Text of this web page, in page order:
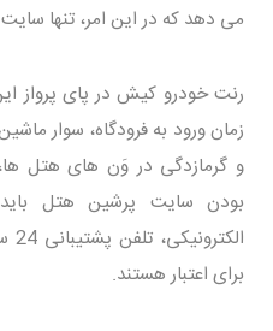
می دهد که در این امر، تنها
رنت خودرو کیش در پای پرواز
زمان ورود به فرودگاه، سوار
و گرمازدگی در وَن های هتل ها،
بودن سایت پرشین هتل باید
برای اعتبار هستند.